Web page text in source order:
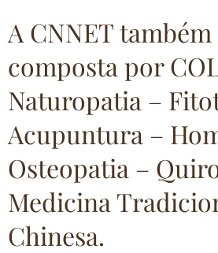
A CNNET também
composta por
Naturopatia –
Acupuntura –
Osteopatia –
Medicina
Chinesa.